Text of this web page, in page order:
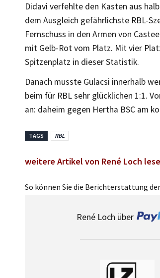
Didavi verfehlte den Kasten aus
dem Ausgleich gefährlichste RBL-
Fernschuss in den Armen von
mit Gelb-Rot vom Platz. Mit vier
Spitzenplatz in dieser Statistik.
Danach musste Gulacsi innerhalb
beim für RBL sehr glücklichen 1:1.
an: daheim gegen Hertha BSC am
TAGS RBL
weitere Artikel von René Loch
So können Sie die Berichterstattung
René Loch über